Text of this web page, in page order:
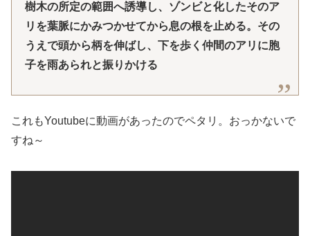
樹木の所定の範囲へ誘導し、ゾンビと化したそのア
リを葉脈にかみつかせてから息の根を止める。その
うえで頭から柄を伸ばし、下を歩く仲間のアリに胞
子を雨あられと振りかける
これもYoutubeに動画があったのでペタリ。おっかないで
すね～